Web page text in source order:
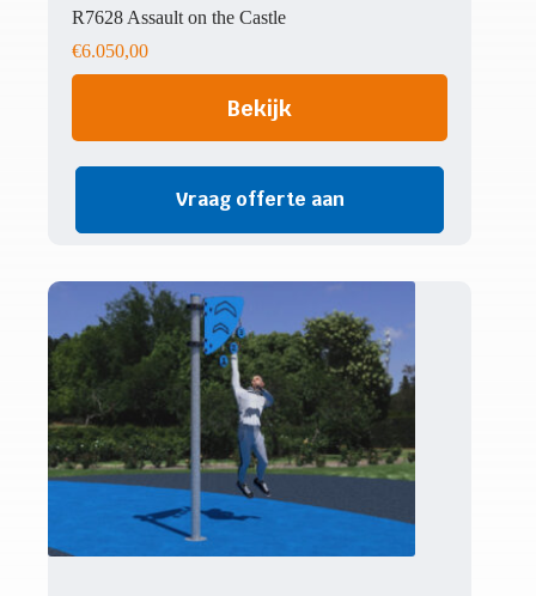
R7628 Assault on the Castle
€6.050,00
Bekijk
Vraag offerte aan